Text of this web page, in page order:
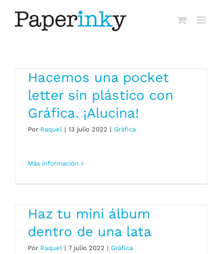
Hacemos una pocket
letter sin plástico con
Gráfica. ¡Alucina!
Por Raquel | 13 julio 2022 | Gráfica
Más información
Haz tu mini álbum
dentro de una lata
Por Raquel | 7 julio 2022 | Gráfica